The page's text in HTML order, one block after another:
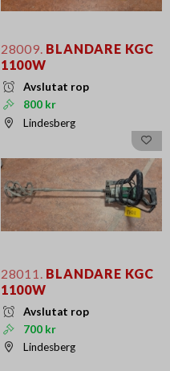
28009. BLANDARE KGC
1100W
Avslutat rop
800 kr
Lindesberg
28011.
BLANDARE KGC
1100W
Avslutat rop
700 kr
Lindesberg